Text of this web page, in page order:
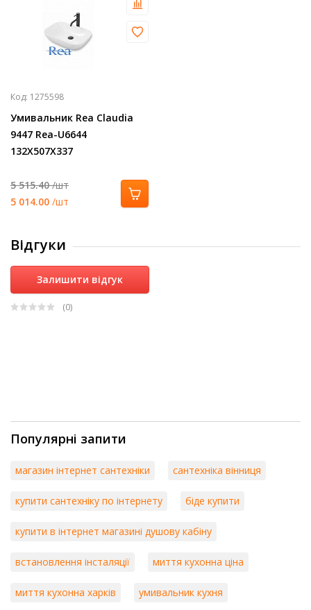
Код: 1275598
Умивальник Rea Claudia
9447 Rea-U6644
132Х507Х337
5 515.40/шт
5 014.00 /шт
Відгуки
(0)
Залишити відгук
Популярні запити
магазин інтернет сантехніки сантехніка вінниця
купити сантехніку по інтернету біде купити
купити в інтернет магазині душову кабіну
встановлення інсталяції миття кухонна ціна
миття кухонна харків умивальник кухня